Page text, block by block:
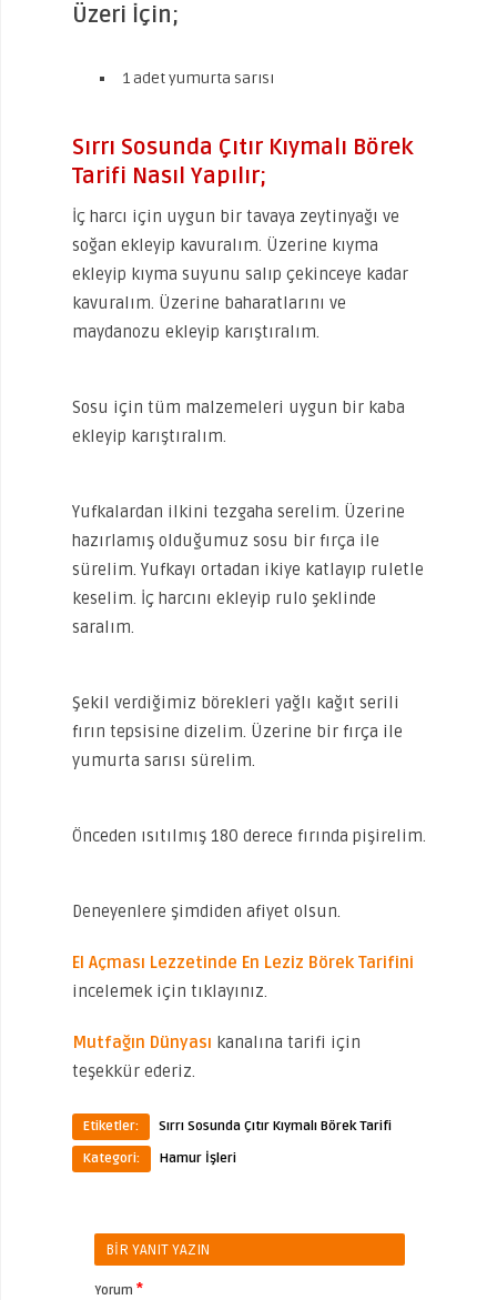
Üzeri İçin;
1 adet yumurta sarısı
Sırrı Sosunda Çıtır Kıymalı Börek
Tarifi Nasıl Yapılır;
İç harcı için uygun bir tavaya zeytinyağı ve
soğan ekleyip kavuralım. Üzerine kıyma
ekleyip kıyma suyunu salıp çekinceye kadar
kavuralım. Üzerine baharatlarını ve
maydanozu ekleyip karıştıralım.
Sosu için tüm malzemeleri uygun bir kaba
ekleyip karıştıralım.
Yufkalardan ilkini tezgaha serelim. Üzerine
hazırlamış olduğumuz sosu bir fırça ile
sürelim. Yufkayı ortadan ikiye katlayıp ruletle
keselim. İç harcını ekleyip rulo şeklinde
saralım.
Şekil verdiğimiz börekleri yağlı kağıt serili
fırın tepsisine dizelim. Üzerine bir fırça ile
yumurta sarısı sürelim.
Önceden ısıtılmış 180 derece fırında pişirelim.
Deneyenlere şimdiden afiyet olsun.
El Açması Lezzetinde En Leziz Börek Tarifini
incelemek için tıklayınız.
Mutfağın Dünyası kanalına tarifi için
teşekkür ederiz.
Etiketler:
Sırrı Sosunda Çıtır Kıymalı Börek Tarifi
Kategori:
Hamur İşleri
BIR YANIT YAZIN
Yorum *